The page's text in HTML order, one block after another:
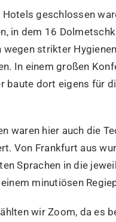
geschlossen
in dem 16
strikter
In einem großen
baute dort eigens für
waren hier auch die
Von Frankfurt aus
Sprachen in die
minutiösen
wir Zoom, da es